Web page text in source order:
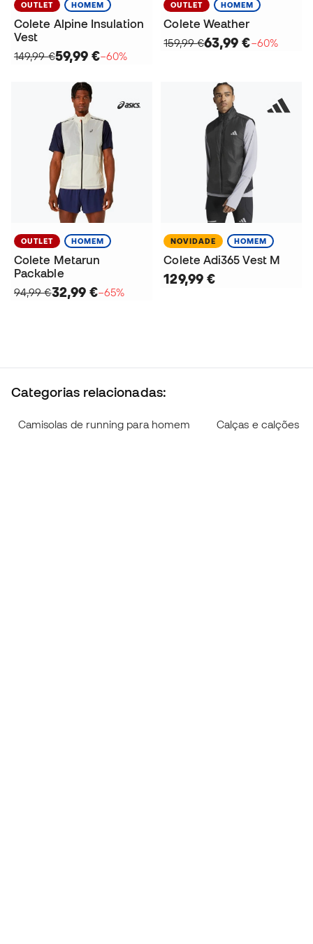
OUTLET HOMEM
Colete Alpine Insulation
Vest
149,99 €59,99 €−60%
OUTLET HOMEM
Colete Weather
159,99 €63,99 €−60%
OUTLET HOMEM
Colete Metarun
Packable
94,99 €32,99 €−65%
NOVIDADE HOMEM
Colete Adi365 Vest M
129,99 €
Categorias relacionadas:
Camisolas de running para homem Calças e calções